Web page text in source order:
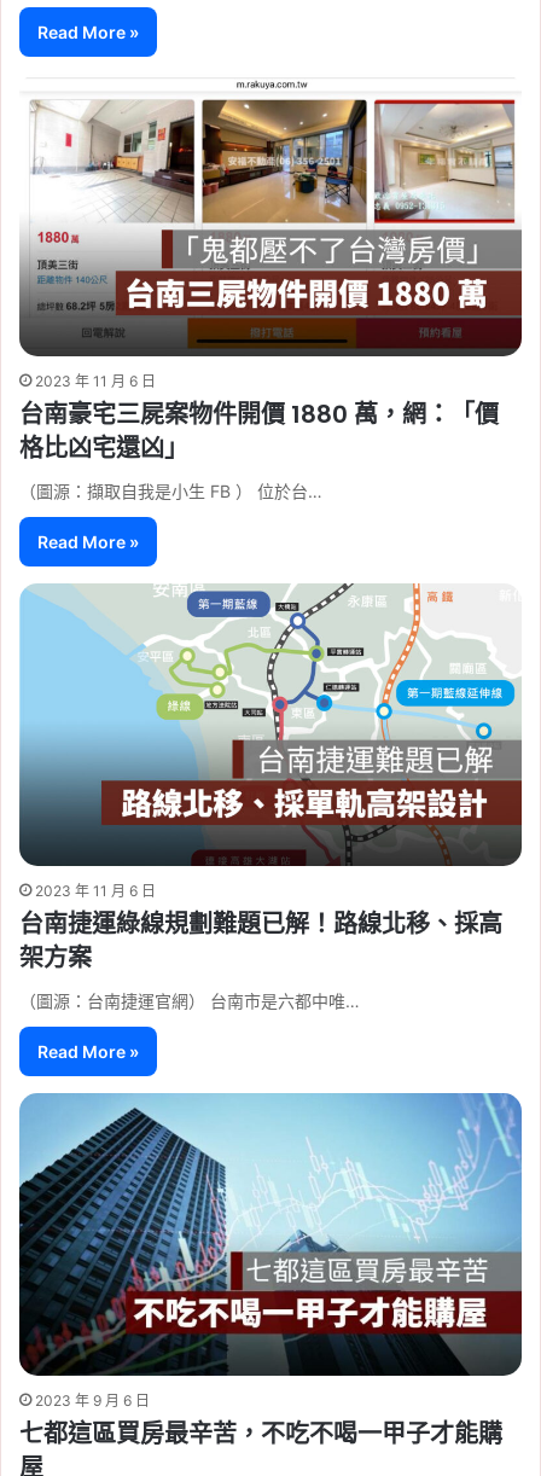
Read More »
2023 年 11 月 6 日
台南豪宅三屍案物件開價 1880 萬，網：「價
格比凶宅還凶」
（圖源：擷取自我是小生 FB ） 位於台…
Read More »
2023 年 11 月 6 日
台南捷運綠線規劃難題已解！路線北移、採高
架方案
（圖源：台南捷運官網） 台南市是六都中唯…
Read More »
2023 年 9 月 6 日
七都這區買房最辛苦，不吃不喝一甲子才能購
屋